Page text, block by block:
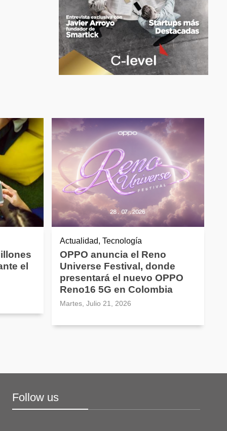
el
Actualidad, Tecnología
OPPO anuncia el Reno
Universe Festival, donde
presentará el nuevo OPPO
Reno16 5G en Colombia
Martes, Julio 21, 2026
Follow us